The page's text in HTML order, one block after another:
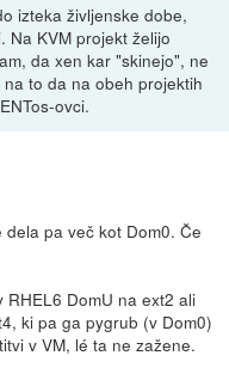
izteka življenske dobe,
Na KVM projekt želijo
da xen kar "skinejo", ne
to da na obeh projektih
ovci.
pa več kot Dom0. Če
DomU na ext2 ali
ki pa ga pygrub (v Dom0)
v VM, lé ta ne zažene.